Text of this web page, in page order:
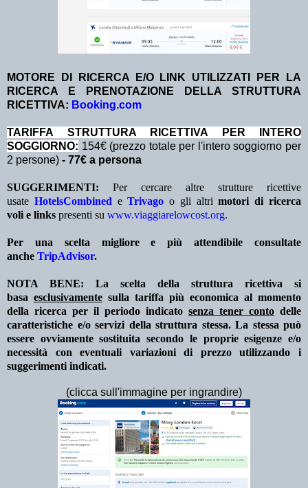
MOTORE DI RICERCA E/O LINK UTILIZZATI PER LA
RICERCA E PRENOTAZIONE DELLA STRUTTURA
RICETTIVA: Booking.com
TA RIFFA STRUTTURA RICETTIVA PER INTERO
SOGGIORNO: 154€ (prezzo totale per l'intero soggiorno per
2 persone) - 77€ a persona
SUGGERIMENTI: Per cercare altre strutture ricettive
usate HotelsCombined eTrivago o gli altrimotori di ricerca
voli e links presenti su www.viaggiarelowcost.org.
Per una scelta migliore e più attendibile consultate
anche TripAdvisor.
NOTA BENE: La scelta della struttura ricettiva si
basa esclusivamente sulla tariffa più economica al momento
della ricerca per il periodo indicato senza tener conto delle
caratteristiche e/o servizi della struttura stessa. La stessa può
essere ovviamente sostituita secondo le proprie esigenze e/o
necessità con eventuali variazioni di prezzo utilizzando i
suggerimenti indicati.
(clicca sull'immagine per ingrandire)